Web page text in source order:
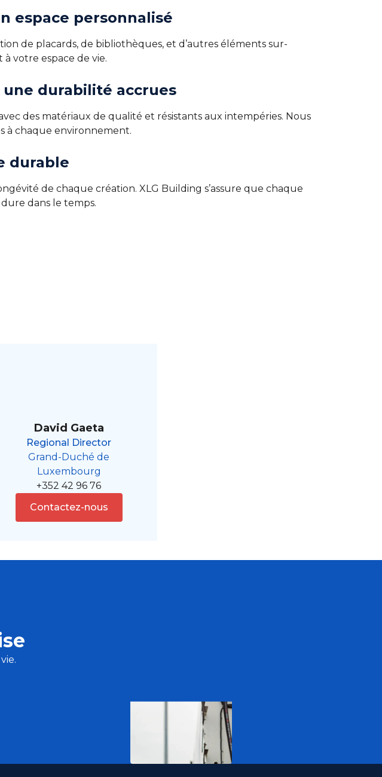
espace personnalisé
de placards, de bibliothèques, et d’autres éléments sur-
votre espace de vie.
durabilité accrues
des matériaux de qualité et résistants aux intempéries. Nous
à chaque environnement.
durable
de chaque création. XLG Building s’assure que chaque
dans le temps.
David Gaeta
Regional Director
Grand-Duché de
Luxembourg
+352 42 96 76
Contactez-nous